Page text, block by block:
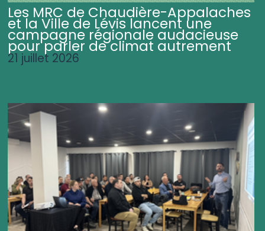
Les MRC de Chaudière-Appalaches
et la Ville de Lévis lancent une
campagne régionale audacieuse
pour parler de climat autrement
21 juillet 2026